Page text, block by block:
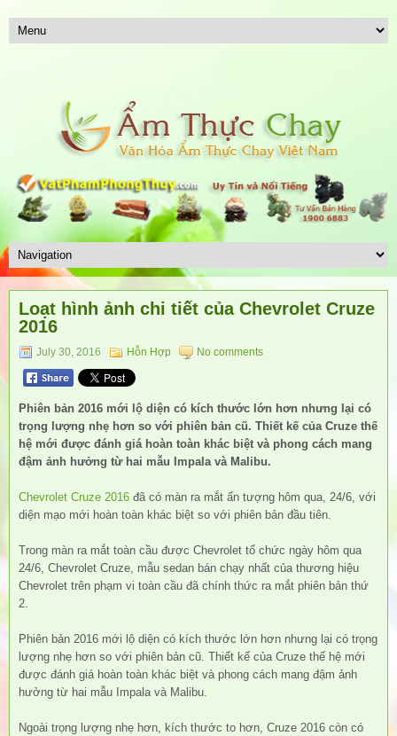
Loạt hình ảnh chi tiết của Chevrolet Cruze
2016
July 30, 2016 Hỗn Hợp No comments
Phiên bản 2016 mới lộ diện có kích thước lớn hơn nhưng lại có
trọng lượng nhẹ hơn so với phiên bản cũ. Thiết kế của Cruze thế
hệ mới được đánh giá hoàn toàn khác biệt và phong cách mang
đậm ảnh hưởng từ hai mẫu Impala và Malibu.
Chevrolet Cruze 2016 đã có màn ra mắt ấn tượng hôm qua, 24/6, với
diện mạo mới hoàn toàn khác biệt so với phiên bản đầu tiên.
Trong màn ra mắt toàn cầu được Chevrolet tổ chức ngày hôm qua
24/6, Chevrolet Cruze, mẫu sedan bán chạy nhất của thương hiệu
Chevrolet trên phạm vi toàn cầu đã chính thức ra mắt phiên bản thứ
2.
Phiên bản 2016 mới lộ diện có kích thước lớn hơn nhưng lại có trọng
lượng nhẹ hơn so với phiên bản cũ. Thiết kế của Cruze thế hệ mới
được đánh giá hoàn toàn khác biệt và phong cách mang đậm ảnh
hưởng từ hai mẫu Impala và Malibu.
Ngoài trọng lượng nhẹ hơn, kích thước to hơn, Cruze 2016 còn có